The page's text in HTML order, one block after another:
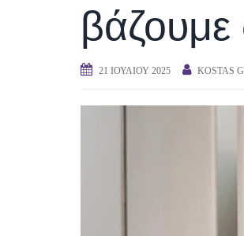
βάζουμε
21 ΙΟΥΛΊΟΥ 2025 KOSTAS